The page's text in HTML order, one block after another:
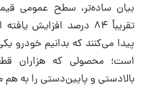
بیان ساده‌تر، سطح عمومی
تقریباً ۸۴ درصد
پیدا می‌کنند که بدانیم خودرو
است؛ محصولی که هزاران
بالادستی و پایین‌دستی را به